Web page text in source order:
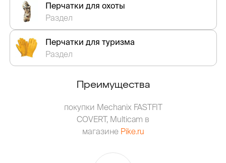
Перчатки для охоты
Раздел
Перчатки для туризма
Раздел
Преимущества
покупки Mechanix FASTFIT
COVERT, Multicam в
магазине Pike.ru